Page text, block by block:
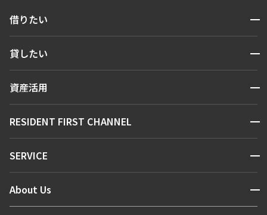
借りたい 開閉
人気エリアから探す
新着情報から探す
新着募集情報
貸したい 開閉
お問い合わせ
資産活用 開閉
お問い合わせ
RESIDENT FIRST CHANNEL 開閉
マンションレポート
住まいのコラム
SERVICE 開閉
会員ページ
About Us 開閉